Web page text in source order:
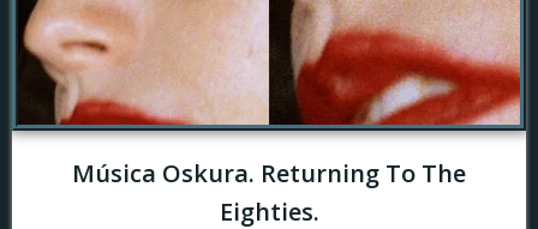
Música Oskura. Returning To The
Eighties.